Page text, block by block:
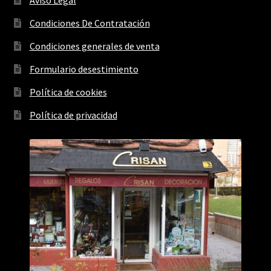
Condiciones De Contratación
Condiciones generales de venta
Formulario desestimiento
Política de cookies
Política de privacidad